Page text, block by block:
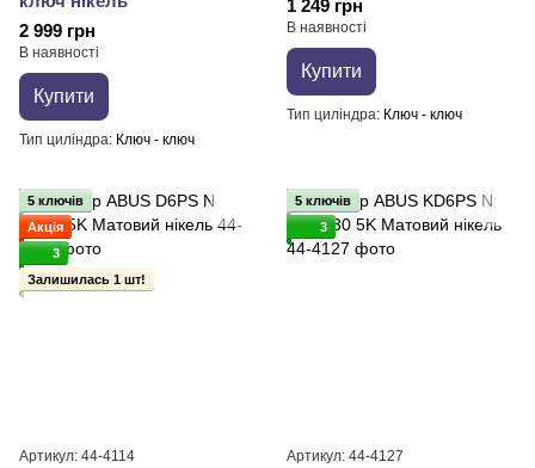
2 999 грн
В наявності
Купити
Тип циліндра Ключ - ключ
1 249 грн
В наявності
Купити
Тип циліндра Ключ - ключ
5 ключів
Акція
3
Залишилась 1 шт!
Артикул: 44-4114
5 ключів
3
Артикул: 44-4127